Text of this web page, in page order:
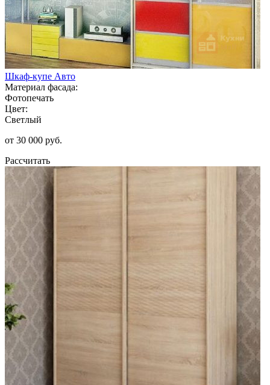
Шкаф-купе Авто
Материал фасада:
Фотопечать
Цвет:
Светлый
от 30 000 руб.
Рассчитать